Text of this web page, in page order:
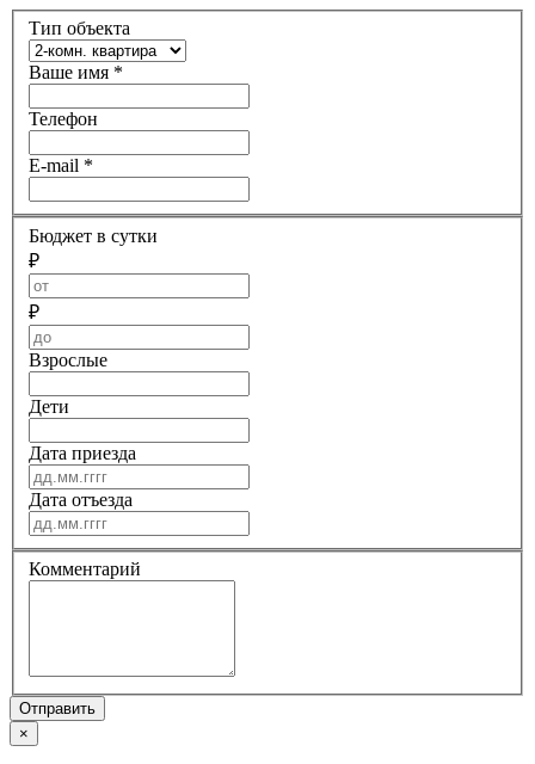
Тип объекта
Ваше имя *
Телефон
E-mail *
Бюджет в сутки
₽
₽
Взрослые
Дети
Дата приезда
Дата отъезда
Комментарий
Отправить
×